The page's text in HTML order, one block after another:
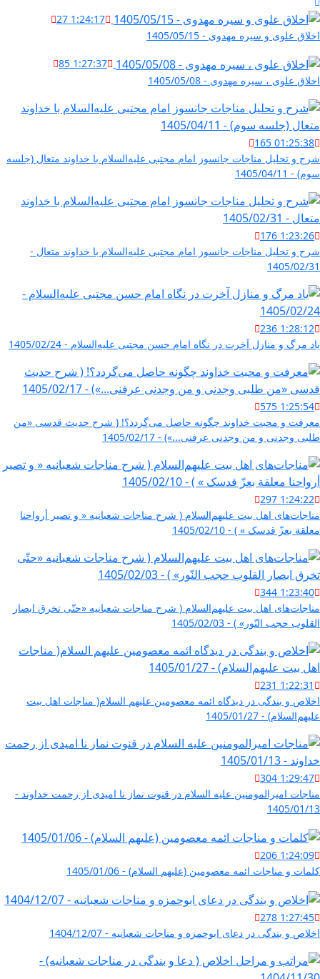
1:24:17
27
اخلاق علوی و سیره مهدوی - 1405/05/15
1:27:37
85
اخلاق علوی ، سیره مهدوی - 1405/05/08
01:25:38
165
شرح و تحلیل مناجات جانسوز امام مجتبی علیه‌السلام با خداوند متعال (جلسه
سوم) - 1405/04/11
1:23:26
176
شرح و تحلیل مناجات جانسوز امام مجتبی علیه‌السلام با خداوند متعال -
1405/02/31
1:28:12
236
یاد مرگ و منازل آخرت در نگاه امام حسن مجتبی علیه‌السلام - 1405/02/24
1:25:54
575
معرفت و محبت خداوند چگونه حاصل می‌گردد؟! ( شرح حدیث قدسی «من
طلبی وجدنی و من وجدنی عرفنی...») - 1405/02/17
1:24:22
297
مناجات‌های اهل بیت علیهم‌السلام ( شرح مناجات شعبانیه « و تصیر أرواحنا
معلقة بعزّ قدسک » ) - 1405/02/10
1:23:40
344
مناجات‌های اهل بیت علیهم‌السلام ( شرح مناجات شعبانیه «حتّی تخرق ابصار
القلوب حجب النّور» ) - 1405/02/03
1:22:31
231
اخلاص و بندگی در دیدگاه ائمه معصومین علیهم السلام( مناجات اهل بیت
علیهم‌السلام) - 1405/01/27
1:29:47
304
مناجات امیرالمومنین علیه السلام در قنوت نماز نا امیدی از رحمت خداوند -
1405/01/13
1:24:09
206
کلمات و مناجات ائمه معصومین (علیهم السلام) - 1405/01/06
1:27:45
278
اخلاص و بندگی در دعای ابوحمزه و مناجات شعبانیه - 1404/12/07